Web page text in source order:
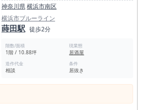
神奈川県横浜市南区
横浜市ブルーライン
蒔田駅 徒歩2分
階数/面積
1階 / 10.88坪
現業態
居酒屋
造作代金
相談
条件
居抜き